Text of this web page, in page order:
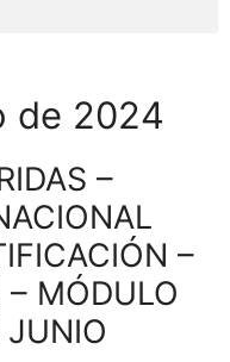
de 2024
–
–
MÓDULO
JUNIO